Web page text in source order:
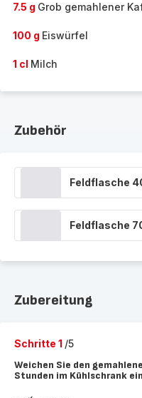
7.5 g Grob gemahlener
100 g Eiswürfel
1 cl Milch
Zubehör
Feldflasche
Feldflasche
Zubereitung
Schritte 1 /5
Weichen Sie den
Stunden im Kühlschrank